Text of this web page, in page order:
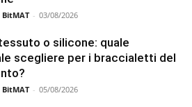
BitMAT - 03/08/2026
o silicone: quale
scegliere per i braccialetti del
BitMAT - 05/08/2026